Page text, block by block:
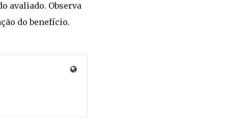
avaliado. Observa
do benefício.